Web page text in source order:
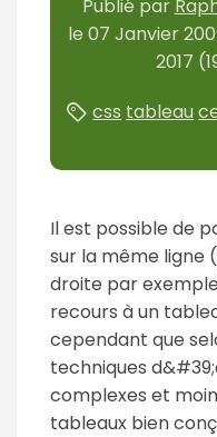
Publié par
le 07 Janvier
2017
css tableau
Il est possible de
sur la même ligne
droite par
recours à un
cependant que
techniques
complexes et
tableaux bien